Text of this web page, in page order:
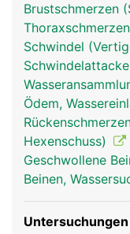
Brustschmerzen
Schwindel
Ödem,
Hexenschuss)
Geschwollene
Beinen,
Untersuchungen